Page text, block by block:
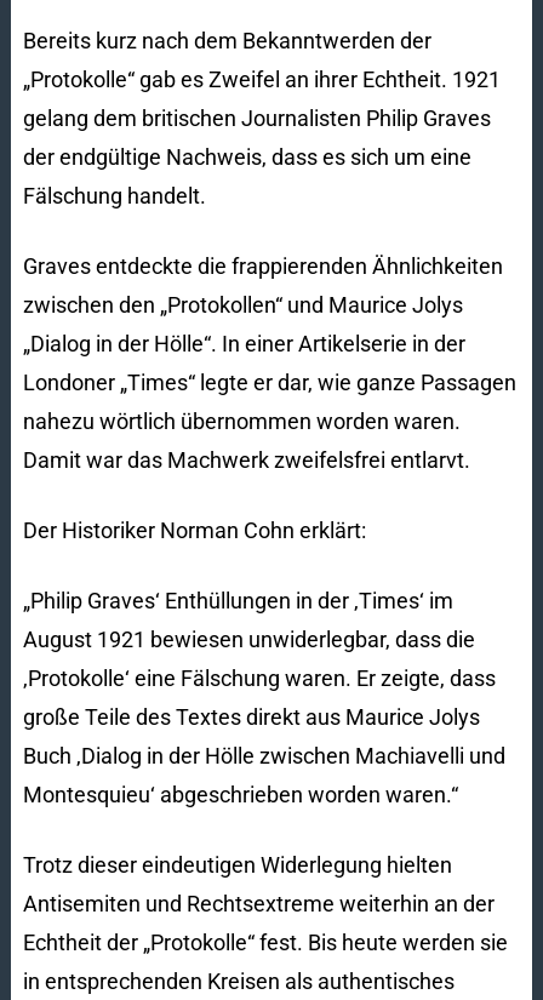
Bereits kurz nach dem Bekanntwerden der
„Protokolle“ gab es Zweifel an ihrer Echtheit. 1921
gelang dem britischen Journalisten Philip Graves
der endgültige Nachweis, dass es sich um eine
Fälschung handelt.
Graves entdeckte die frappierenden Ähnlichkeiten
zwischen den „Protokollen“ und Maurice Jolys
„Dialog in der Hölle“. In einer Artikelserie in der
Londoner „Times“ legte er dar, wie ganze Passagen
nahezu wörtlich übernommen worden waren.
Damit war das Machwerk zweifelsfrei entlarvt.
Der Historiker Norman Cohn erklärt:
„Philip Graves‘ Enthüllungen in der ‚Times‘ im
August 1921 bewiesen unwiderlegbar, dass die
‚Protokolle‘ eine Fälschung waren. Er zeigte, dass
große Teile des Textes direkt aus Maurice Jolys
Buch ‚Dialog in der Hölle zwischen Machiavelli und
Montesquieu‘ abgeschrieben worden waren.“
Trotz dieser eindeutigen Widerlegung hielten
Antisemiten und Rechtsextreme weiterhin an der
Echtheit der „Protokolle“ fest. Bis heute werden sie
in entsprechenden Kreisen als authentisches